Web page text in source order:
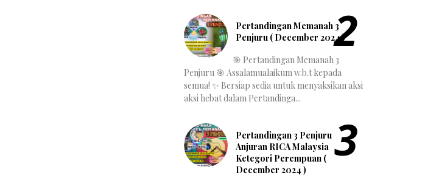
Pertandingan Memanah 3
Penjuru ( December 2024 )
🎯 Pertandingan Memanah 3
Penjuru 🎯 Assalamualaikum w.b.t kepada
semua! ✨ Bersiap sedia untuk menyaksikan aksi
aksi hebat dalam Pertandinga...
Pertandingan 3 Penjuru
Anjuran RICA Malaysia
Ketegori Perempuan (
December 2024 )